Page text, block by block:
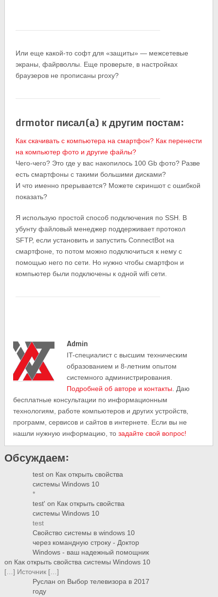
Или еще какой-то софт для «защиты» — межсетевые
экраны, файрволлы. Еще проверьте, в настройках
браузеров не прописаны proxy?
drmotor писал(а) к другим постам:
Как скачивать с компьютера на смартфон? Как перенести
на компьютер фото и другие файлы?
Чего-чего? Это где у вас накопилось 100 Gb фото? Разве
есть смартфоны с такими большими дисками?
И что именно прерывается? Можете скриншот с ошибкой
показать?
Я использую простой способ подключения по SSH. В
убунту файловый менеджер поддерживает протокол
SFTP, если установить и запустить ConnectBot на
смартфоне, то потом можно подключиться к нему с
помощью него по сети. Но нужно чтобы смартфон и
компьютер были подключены к одной wifi сети.
Admin
IT-cпециалист с высшим техническим
образованием и 8-летним опытом
системного администрирования.
Подробней об авторе и контакты . Даю
бесплатные консультации по информационным
технологиям, работе компьютеров и других устройств,
программ, сервисов и сайтов в интернете. Если вы не
нашли нужную информацию, тозадайте свой вопрос!
Обсуждаем:
test on Как открыть свойства
системы Windows 10
*
test' on Как открыть свойства
системы Windows 10
test
Свойство системы в windows 10
через командную строку - Доктор
Windows - ваш надежный помощник
on Как открыть свойства системы Windows 10
[…] Источник […]
Руслан on Выбор телевизора в 2017
году